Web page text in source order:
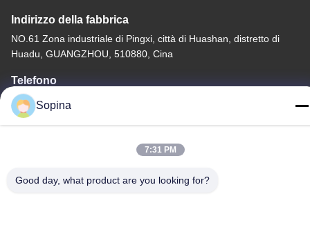
Indirizzo della fabbrica
NO.61 Zona industriale di Pingxi, città di Huashan, distretto di
Huadu, GUANGZHOU, 510880, Cina
Telefono
86-13539447986
Buona qualità della Cina motore passo-passo ibrido Fornitore. ©
Sopina
7:31 PM
Good day, what product are you looking for?